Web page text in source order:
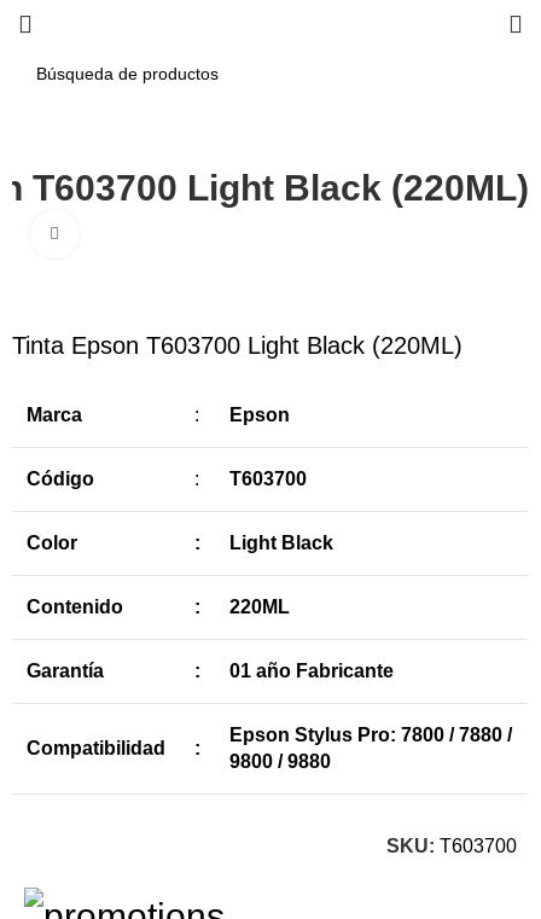
T603700 Light Black (220ML)
Tinta Epson T603700 Light Black (220ML)
Marca : Epson
Código : T603700
Color : Light Black
Contenido : 220ML
Garantía : 01 año Fabricante
Compatibilidad :
Epson Stylus Pro: 7800 / 7880 /
9800 / 9880
SKU: T603700